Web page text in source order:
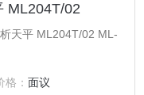
ML204T/02
天平 ML204T/02 ML-
格： 面议